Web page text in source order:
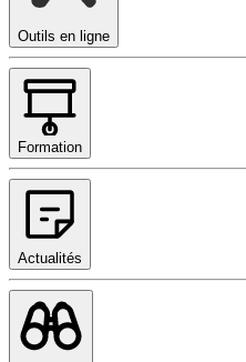
Outils en ligne
Formation
Actualités